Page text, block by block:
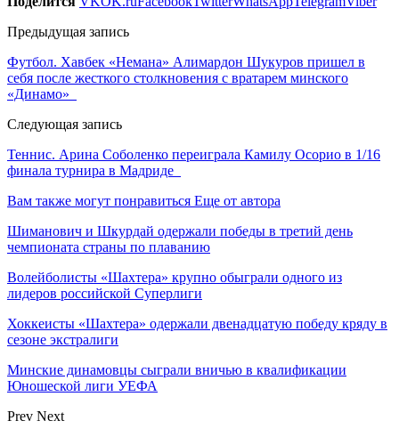
Предыдущая запись
Футбол. Хавбек «Немана» Алимардон Шукуров пришел в
себя после жесткого столкновения с вратарем минского
«Динамо»
Следующая запись
Теннис. Арина Соболенко переиграла Камилу Осорио в 1/16
финала турнира в Мадриде
Вам также могут понравиться Еще от автора
Шиманович и Шкурдай одержали победы в третий день
чемпионата страны по плаванию
Волейболисты «Шахтера» крупно обыграли одного из
лидеров российской Суперлиги
Хоккеисты «Шахтера» одержали двенадцатую победу кряду в
сезоне экстралиги
Минские динамовцы сыграли вничью в квалификации
Юношеской лиги УЕФА
Prev Next